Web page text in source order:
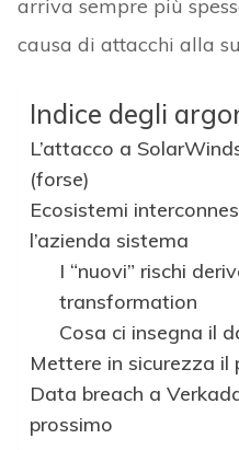
arriva sempre più
causa di attacchi alla
Indice degli
L’attacco a
(forse)
Ecosistemi
l’azienda sistema
I “nuovi” rischi
transformation
Cosa ci insegna il
Mettere in sicurezza il
Data breach a
prossimo